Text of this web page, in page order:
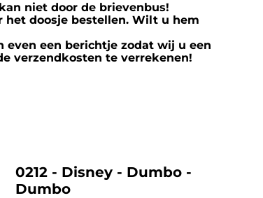
niet door de brievenbus!
het doosje bestellen. Wilt u hem
even een berichtje zodat wij u een
verzendkosten te verrekenen!
%
0212 - Disney - Dumbo -
Dumbo